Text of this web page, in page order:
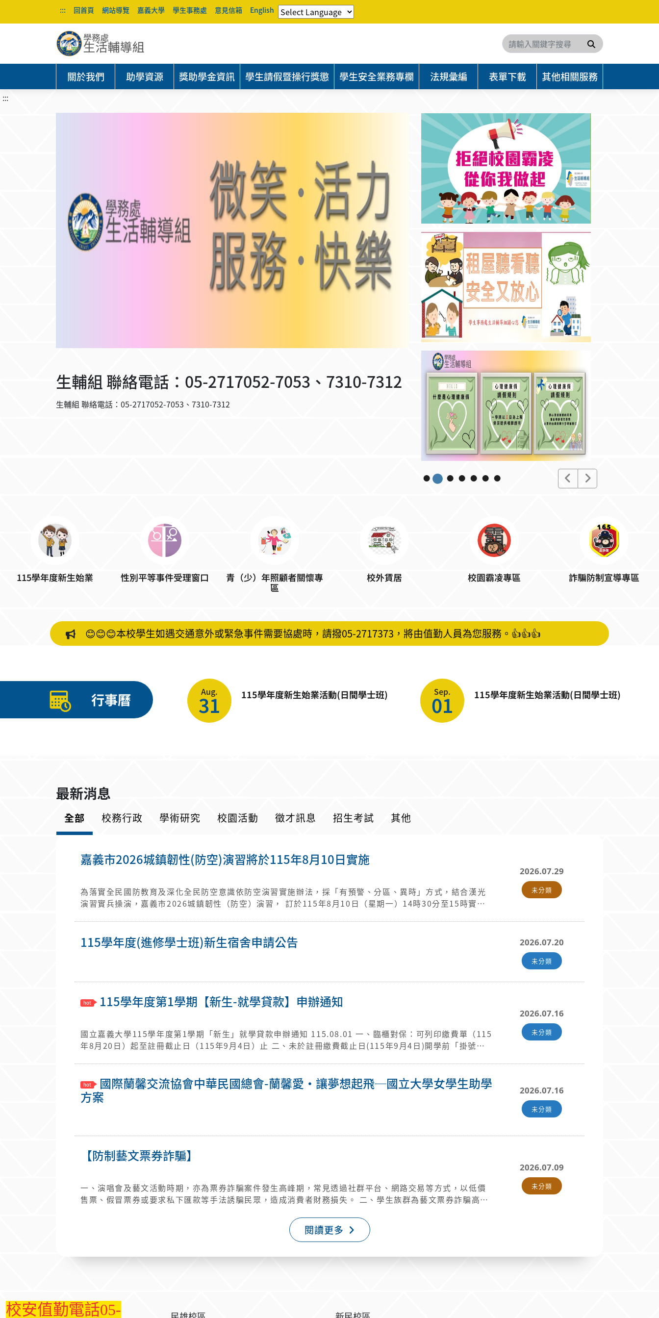
::: 回首頁 網站導覽 嘉義大學 學生事務處 意見信箱 English
搜尋
關於我們 助學資源 獎助學金資訊 學生請假暨操行獎懲 學生安全業務專欄 法規彙編 表單下載 其他相關服務
:::
生輔組 聯絡電話：05-2717052-7053、7310-7312
生輔組 聯絡電話：05-2717052-7053、7310-7312
115學年度新生始業 性別平等事件受理窗口
青（少）年照顧者關懷專
區
校外賃居 校園霸凌專區 詐騙防制宣導專區
😊😊😊本校學生如遇交通意外或緊急事件需要協處時，請撥05-2717373，將由值勤人員為您服務。👍👍👍
行事曆 Aug.
31 115學年度新生始業活動(日間學士班) Sep.
01 115學年度新生始業活動(日間學士班)
最新消息
全部 校務行政 學術研究 校園活動 徵才訊息 招生考試 其他
嘉義市2026城鎮韌性(防空)演習將於115年8月10日實施
為落實全民國防教育及深化全民防空意識依防空演習實施辦法，採「有預警、分區、異時」方式，結合漢光
演習實兵操演，嘉義市2026城鎮韌性（防空）演習， 訂於115年8月10日（星期一）14時30分至15時實
（場）站或民眾，若未依民防法第21條、防空演習實施辦法第12條規定，配合演習命令之管制及演練，各地
方政府得引用民防法第25條裁處新臺幣3萬元以上至15萬元以下不等之罰鍰。 重點注意事項管制： 警報發
2026.07.29
未分類
115學年度(進修學士班)新生宿舍申請公告 2026.07.20
未分類
115學年度第1學期【新生-就學貸款】申辦通知
國立嘉義大學115學年度第1學期「新生」就學貸款申辦通知 115.08.01 一、臨櫃對保：可列印繳費單（115
年8月20日）起至註冊截止日（115年9月4日）止 二、未於註冊繳費截止日(115年9月4日)開學前「掛號郵
宿費者需另檢附住宿契約影本。 (二)註冊繳費單(請勿繳費、勿撕開，整張寄回) 。 (三)第一次申貸者，將學
生本人郵局存簿封面影印本，裁剪「局、帳號及姓名」黏貼於貸款申請書第二聯左下方空白處；曾申貸者將
本人郵局局、帳號書寫於第二聯空白處即可。 三、就學貸款可貸項目及貸款金額，以繳費單所註明之可貸款
指導費)預計115年10月15日起可列印繳費單(依出納組公告時程繳納)。 四、符合學雜費減免資格欲申請就學
貸款者，請先辦理學雜費減免，再持減免後之註冊繳費單申辦就學貸款。如有選修師資培育課程的同學，請
務必先至師資培育中心開立學分證明，並確認繳費單上有顯示學分費後再辦理。 五、就讀校區學制點選：蘭
新民校區」；民雄校區日間學制請點選「國立嘉義大學民雄校區」、進修學制請點選「國立嘉義大學進修學
制民雄校區」。 六、辦理方式及須備資料: (一)同一教育階段第一次申貸者:學生本人及父或母(或監護人、
120萬元(含)以下 可申貸(在學期間免息) 可申貸(在學期間免息) 120萬元以上 (證明文件:戶籍謄本+已成年兄
life@mail.ncyu.edu.tw 蘭潭/新民進修學制 生輔組 何小姐 05-2717053 life@mail.ncyu.edu.tw 民雄
2026.07.16
未分類
國際蘭馨交流協會中華民國總會-蘭馨愛‧讓夢想起飛─國立大學女學生助學
方案
2026.07.16
未分類
【防制藝文票券詐騙】
一、演唱會及藝文活動時期，亦為票券詐騙案件發生高峰期，常見透過社群平台、網路交易等方式，以低價
售票、假冒票券或要求私下匯款等手法誘騙民眾，造成消費者財務損失。 二、學生族群為藝文票券詐騙高風
導，提醒師生於購買演唱會及藝文活動票券時提高警覺，避免落入詐騙陷阱。 提醒您：遇到可疑訊息，請記
2026.07.09
未分類
閱讀更多
校安值勤電話05-